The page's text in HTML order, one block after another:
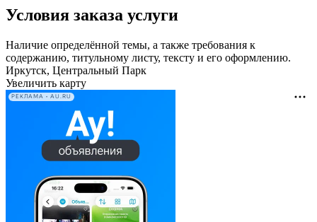
Условия заказа услуги
Наличие определённой темы, а также требования к
содержанию, титульному листу, тексту и его оформлению.
Иркутск, Центральный Парк
Увеличить карту
РЕКЛАМА • AU.RU